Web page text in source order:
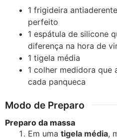
1 frigideira antiaderente
perfeito
1 espátula de silicone
diferença na hora de
1 tigela média
1 colher medidoraque
cada panqueca
Modo de Preparo
Preparo da massa
Em umatigela média,